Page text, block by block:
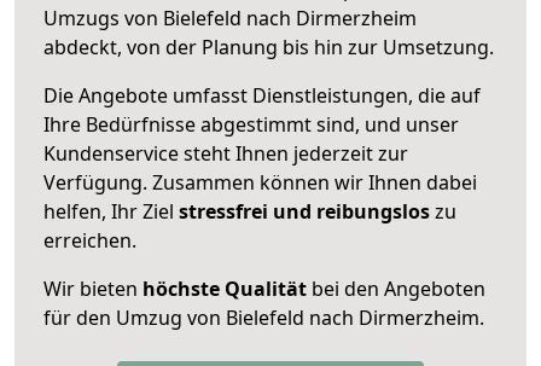
Umzugs von Bielefeld nach Dirmerzheim
abdeckt, von der Planung bis hin zur Umsetzung.
Die Angebote umfasst Dienstleistungen, die auf
Ihre Bedürfnisse abgestimmt sind, und unser
Kundenservice steht Ihnen jederzeit zur
Verfügung. Zusammen können wir Ihnen dabei
helfen, Ihr Ziel stressfrei und reibungsloszu
erreichen.
Wir bieten höchste Qualität bei den Angeboten
für den Umzug von Bielefeld nach Dirmerzheim.